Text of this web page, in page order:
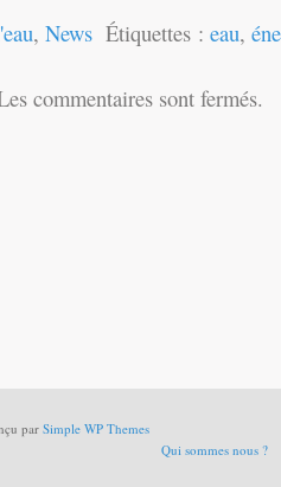
, News Étiquettes : eau,
commentaires sont fermés.
par Simple WP Themes
Qui sommes nous ?